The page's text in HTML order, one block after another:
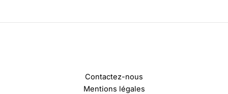
Contactez-nous
Mentions légales